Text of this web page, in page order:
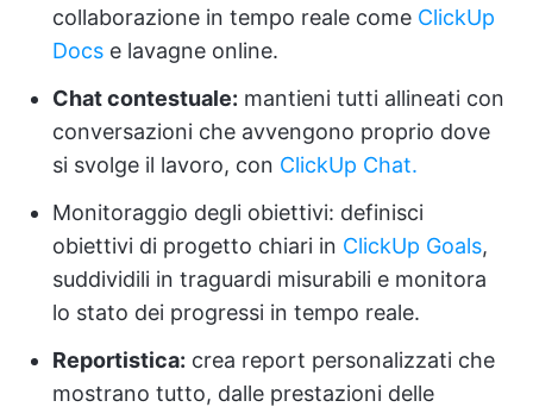
collaborazione in tempo reale come ClickUp
Docs e lavagne online.
Chat contestuale: mantieni tutti allineati con
conversazioni che avvengono proprio dove
si svolge il lavoro, con ClickUp Chat.
Monitoraggio degli obiettivi: definisci
obiettivi di progetto chiari in ClickUp Goals,
suddividili in traguardi misurabili e monitora
lo stato dei progressi in tempo reale.
Reportistica: crea report personalizzati che
mostrano tutto, dalle prestazioni delle